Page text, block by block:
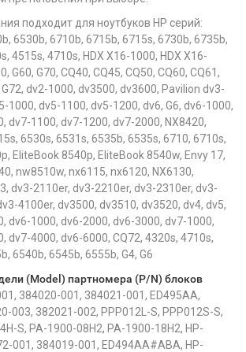
подходит для ноутбуков HP серий:
6530b, 6710b, 6715b, 6715s, 6730b, 6735b,
4515s, 4710s, HDX X16-1000, HDX X16-
G60, G70, CQ40, CQ45, CQ50, CQ60, CQ61,
G72, dv2-1000, dv3500, dv3600, Pavilion dv3-
1000, dv5-1100, dv5-1200, dv6, G6, dv6-1000,
dv7-1100, dv7-1200, dv7-2000, NX8420,
6530s, 6531s, 6535b, 6535s, 6710, 6710s,
EliteBook 8540p, EliteBook 8540w, Envy 17,
nw8510w, nx6115, nx6120, NX6130,
dv3-2110er, dv3-2210er, dv3-2310er, dv3-
4100er, dv3500, dv3510, dv3520, dv4, dv5,
dv6-1000, dv6-2000, dv6-3000, dv7-1000,
dv7-4000, dv6-6000, CQ72, 4320s, 4710s,
6540b, 6545b, 6555b, G4, G6
(Model) партномера (P/N) блоков
384020-001, 384021-001, ED495AA,
003, 382021-002, PPP012L-S, PPP012S-S,
S, PA-1900-08H2, PA-1900-18H2, HP-
001, 384019-001, ED494AA#ABA, HP-